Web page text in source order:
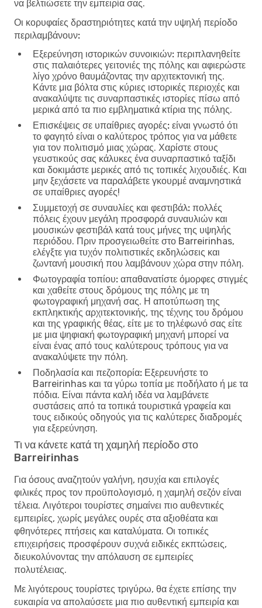
να βελτιώσετε την εμπειρία σας.
Οι κορυφαίες δραστηριότητες κατά την υψηλή περίοδο
περιλαμβάνουν:
Εξερεύνηση ιστορικών συνοικιών: περιπλανηθείτε
στις παλαιότερες γειτονιές της πόλης και αφιερώστε
λίγο χρόνο θαυμάζοντας την αρχιτεκτονική της.
Κάντε μια βόλτα στις κύριες ιστορικές περιοχές και
ανακαλύψτε τις συναρπαστικές ιστορίες πίσω από
μερικά από τα πιο εμβληματικά κτίρια της πόλης.
Επισκέψεις σε υπαίθριες αγορές: είναι γνωστό ότι
το φαγητό είναι ο καλύτερος τρόπος για να μάθετε
για τον πολιτισμό μιας χώρας. Χαρίστε στους
γευστικούς σας κάλυκες ένα συναρπαστικό ταξίδι
και δοκιμάστε μερικές από τις τοπικές λιχουδιές. Και
μην ξεχάσετε να παραλάβετε γκουρμέ αναμνηστικά
σε υπαίθριες αγορές!
Συμμετοχή σε συναυλίες και φεστιβάλ: πολλές
πόλεις έχουν μεγάλη προσφορά συναυλιών και
μουσικών φεστιβάλ κατά τους μήνες της υψηλής
περιόδου. Πριν προσγειωθείτε στο Barreirinhas,
ελέγξτε για τυχόν πολιτιστικές εκδηλώσεις και
ζωντανή μουσική που λαμβάνουν χώρα στην πόλη.
Φωτογραφία τοπίου: απαθανατίστε όμορφες στιγμές
και χαθείτε στους δρόμους της πόλης με τη
φωτογραφική μηχανή σας. Η αποτύπωση της
εκπληκτικής αρχιτεκτονικής, της τέχνης του δρόμου
και της γραφικής θέας, είτε με το τηλέφωνό σας είτε
με μια ψηφιακή φωτογραφική μηχανή μπορεί να
είναι ένας από τους καλύτερους τρόπους για να
ανακαλύψετε την πόλη.
Ποδηλασία και πεζοπορία: Εξερευνήστε το
Barreirinhas και τα γύρω τοπία με ποδήλατο ή με τα
πόδια. Είναι πάντα καλή ιδέα να λαμβάνετε
συστάσεις από τα τοπικά τουριστικά γραφεία και
τους ειδικούς οδηγούς για τις καλύτερες διαδρομές
για εξερεύνηση.
Τι να κάνετε κατά τη χαμηλή περίοδο στο
Barreirinhas
Για όσους αναζητούν γαλήνη, ησυχία και επιλογές
φιλικές προς τον προϋπολογισμό, η χαμηλή σεζόν είναι
τέλεια. Λιγότεροι τουρίστες σημαίνει πιο αυθεντικές
εμπειρίες, χωρίς μεγάλες ουρές στα αξιοθέατα και
φθηνότερες πτήσεις και καταλύματα. Οι τοπικές
επιχειρήσεις προσφέρουν συχνά ειδικές εκπτώσεις,
διευκολύνοντας την απόλαυση σε εμπειρίες
πολυτέλειας.
Με λιγότερους τουρίστες τριγύρω, θα έχετε επίσης την
ευκαιρία να απολαύσετε μια πιο αυθεντική εμπειρία και